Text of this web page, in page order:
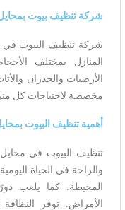
شركة تنظيف بيوت
شركة تنظيف البيوت
المنازل بمختلف
الأرضيات والجدران
مخصصة لاحتياجات كل
أهمية تنظيف البيوت
تنظيف البيوت في
والراحة في الحياة
المحيطة. كما يلعب
الأمراض. توفر